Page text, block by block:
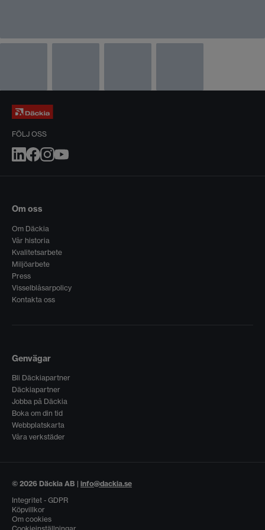
FÖLJ OSS
Om oss
Om Däckia
Vår historia
Kvalitetsarbete
Miljöarbete
Press
Visselblåsarpolicy
Kontakta oss
Genvägar
Bli Däckiapartner
Däckiapartner
Jobba på Däckia
Boka om din tid
Webbplatskarta
Våra verkstäder
© 2026 Däckia AB | info@dackia.se
Integritet - GDPR
Köpvillkor
Om cookies